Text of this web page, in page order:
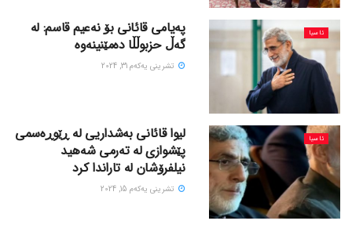
ئاسیا
پەیامی قائانی بۆ نەعیم قاسم: لە
گەڵ حزبوڵڵا دەمێنینەوە
تشرینی یه‌كه‌م 31, 2024
ئاسیا
لیوا قائانی بەشداریی لە ڕێوڕەسمی
پێشوازی لە تەرمی شەهید
نیلفرۆشان لە تاراندا کرد
تشرینی یه‌كه‌م 15, 2024